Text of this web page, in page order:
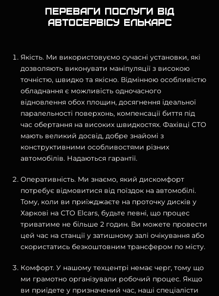
Переваги послуги від
автосервісу Елькарс
Якість. Ми використовуємо сучасні установки, які
дозволяють виконувати маніпуляції з високою
точністю, швидко та якісно. Відмінною особливістю
обладнання є можливість одночасного
відновлення обох площин, досягнення ідеальної
паралельності поверхонь, компенсації биття під
час обертання на високих швидкостях. Фахівці СТО
мають великий досвід, добре знайомі з
конструктивними особливостями різних
автомобілів. Надаються гарантії.
Оперативність. Ми знаємо, який дискомфорт
потребує відмовитися від поїздок на автомобілі.
Тому, коли ви приїжджаєте на проточку дисків у
Харкові на СТО Elcars, будьте певні, що процес
триватиме не більше 2 годин. Ви можете провести
цей час на станції у затишному залі очікування або
скористатись безкоштовним трансфером по місту.
Комфорт. У нашому техцентрі немає черг, тому що
ми грамотно організували робочий процес. Якщо
ви приїдете у призначений час, наші спеціалісти